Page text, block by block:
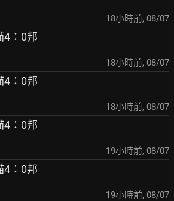
18小時前, 08/07
4：0邦
18小時前, 08/07
4：0邦
18小時前, 08/07
4：0邦
19小時前, 08/07
4：0邦
19小時前, 08/07